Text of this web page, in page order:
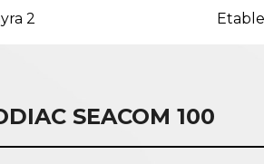
2
SEACOM 100